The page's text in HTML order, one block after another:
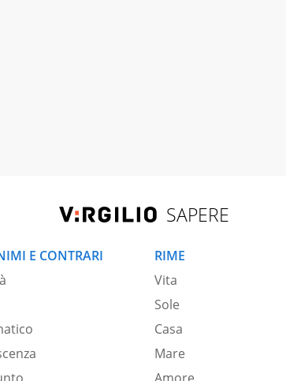
SAPERE
E CONTRARI
RIME
Vita
Sole
Casa
Mare